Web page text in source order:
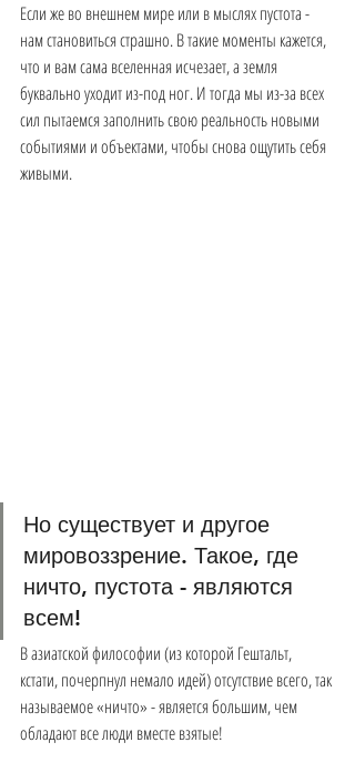
Если же во внешнем мире или в мыслях пустота -
нам становиться страшно. В такие моменты кажется,
что и вам сама вселенная исчезает, а земля
буквально уходит из-под ног. И тогда мы из-за всех
сил пытаемся заполнить свою реальность новыми
событиями и объектами, чтобы снова ощутить себя
живыми.
Но существует и другое
мировоззрение. Такое, где
ничто, пустота - являются
всем!
В азиатской философии (из которой Гештальт,
кстати, почерпнул немало идей) отсутствие всего, так
называемое «ничто» - является большим, чем
обладают все люди вместе взятые!